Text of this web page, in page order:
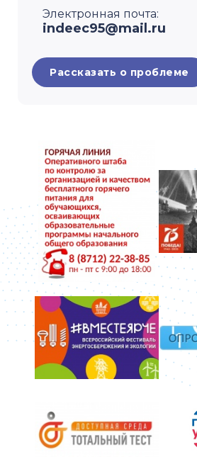
Электронная почта:
indeec95@mail.ru
Рассказать о проблеме